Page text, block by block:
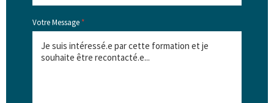
Votre Message *